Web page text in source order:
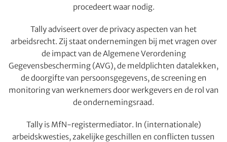
procedeert waar nodig.
Tally adviseert over de privacy aspecten van het
arbeidsrecht. Zij staat ondernemingen bij met vragen over
de impact van de Algemene Verordening
Gegevensbescherming (AVG), de meldplichten datalekken,
de doorgifte van persoonsgegevens, de screening en
monitoring van werknemers door werkgevers en de rol van
de ondernemingsraad.
Tally is MfN-registermediator. In (internationale)
arbeidskwesties, zakelijke geschillen en conflicten tussen